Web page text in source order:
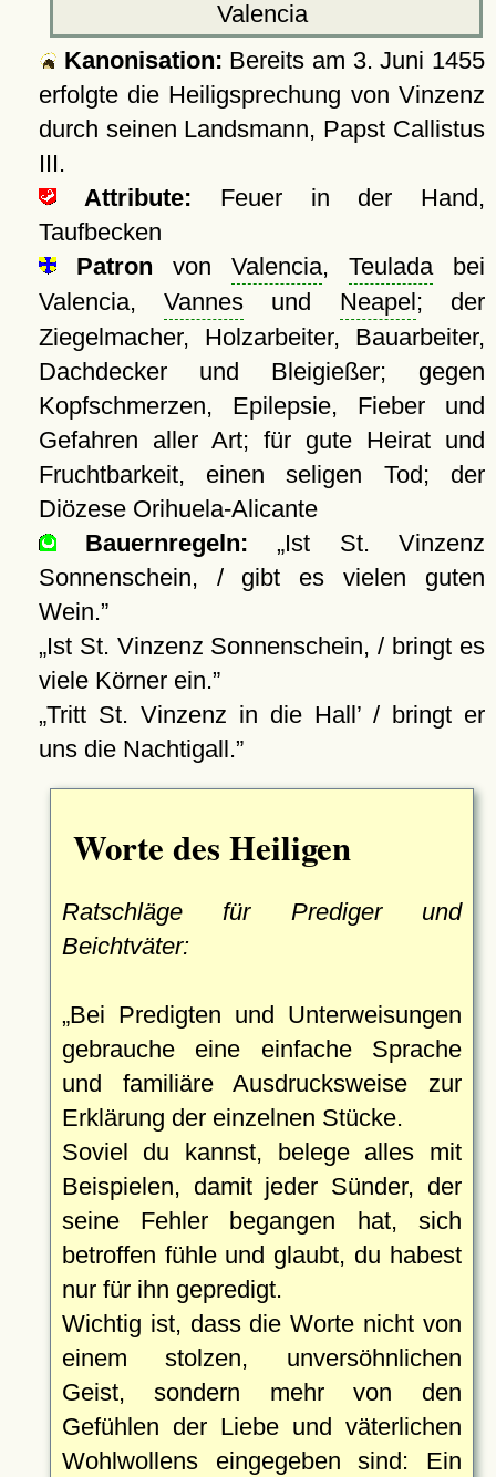
Valencia
Kanonisation: Bereits am 3. Juni 1455
erfolgte die Heiligsprechung von Vinzenz
durch seinen Landsmann, Papst Callistus
III.
Attribute: Feuer in der Hand,
Taufbecken
Patron von Valencia, Teuladabei
Valencia,Vannes und Neapel; der
Ziegelmacher, Holzarbeiter, Bauarbeiter,
Dachdecker und Bleigießer; gegen
Kopfschmerzen, Epilepsie, Fieber und
Gefahren aller Art; für gute Heirat und
Fruchtbarkeit, einen seligen Tod; der
Diözese Orihuela-Alicante
Bauernregeln:
Ist St. Vinzenz
Sonnenschein, / gibt es vielen guten
Wein.
Ist St. Vinzenz Sonnenschein, / bringt es
viele Körner ein.
Tritt St. Vinzenz in die Hall’ / bringt er
uns die Nachtigall.
Worte des Heiligen
Ratschläge für Prediger und
Beichtväter:
Bei Predigten und Unterweisungen
gebrauche eine einfache Sprache
und familiäre Ausdrucksweise zur
Erklärung der einzelnen Stücke.
Soviel du kannst, belege alles mit
Beispielen, damit jeder Sünder, der
seine Fehler begangen hat, sich
betroffen fühle und glaubt, du habest
nur für ihn gepredigt.
Wichtig ist, dass die Worte nicht von
einem stolzen, unversöhnlichen
Geist, sondern mehr von den
Gefühlen der Liebe und väterlichen
Wohlwollens eingegeben sind: Ein